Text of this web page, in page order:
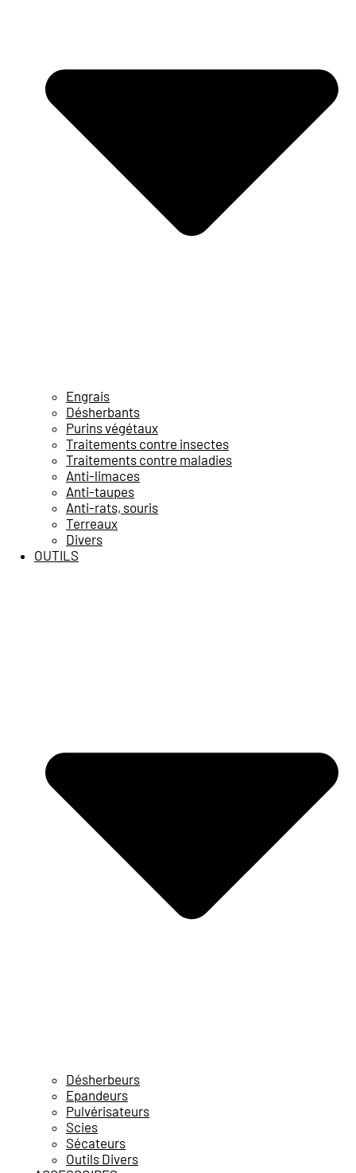
Engrais
Désherbants
Purins végétaux
Traitements contre insectes
Traitements contre maladies
Anti-limaces
Anti-taupes
Anti-rats, souris
Terreaux
Divers
OUTILS
Désherbeurs
Epandeurs
Pulvérisateurs
Scies
Sécateurs
Outils Divers